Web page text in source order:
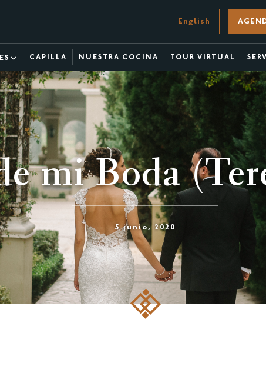
English
CAPILLA NUESTRA COCINA TOUR VIRTUAL
mi Boda
5 junio, 2020